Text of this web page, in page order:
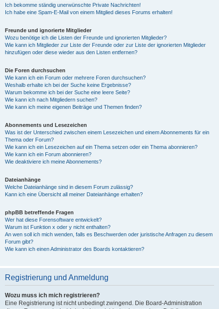
Ich bekomme ständig unerwünschte Private Nachrichten!
Ich habe eine Spam-E-Mail von einem Mitglied dieses Forums erhalten!
Freunde und ignorierte Mitglieder
Wozu benötige ich die Listen der Freunde und ignorierten Mitglieder?
Wie kann ich Mitglieder zur Liste der Freunde oder zur Liste der ignorierten Mitglieder
hinzufügen oder diese wieder aus den Listen entfernen?
Die Foren durchsuchen
Wie kann ich ein Forum oder mehrere Foren durchsuchen?
Weshalb erhalte ich bei der Suche keine Ergebnisse?
Warum bekomme ich bei der Suche eine leere Seite?
Wie kann ich nach Mitgliedern suchen?
Wie kann ich meine eigenen Beiträge und Themen finden?
Abonnements und Lesezeichen
Was ist der Unterschied zwischen einem Lesezeichen und einem Abonnements für ein
Thema oder Forum?
Wie kann ich ein Lesezeichen auf ein Thema setzen oder ein Thema abonnieren?
Wie kann ich ein Forum abonnieren?
Wie deaktiviere ich meine Abonnements?
Dateianhänge
Welche Dateianhänge sind in diesem Forum zulässig?
Kann ich eine Übersicht all meiner Dateianhänge erhalten?
phpBB betreffende Fragen
Wer hat diese Forensoftware entwickelt?
Warum ist Funktion x oder y nicht enthalten?
An wen soll ich mich wenden, falls es Beschwerden oder juristische Anfragen zu diesem
Forum gibt?
Wie kann ich einen Administrator des Boards kontaktieren?
Registrierung und Anmeldung
Wozu muss ich mich registrieren?
Eine Registrierung ist nicht unbedingt zwingend. Die Board-Administration